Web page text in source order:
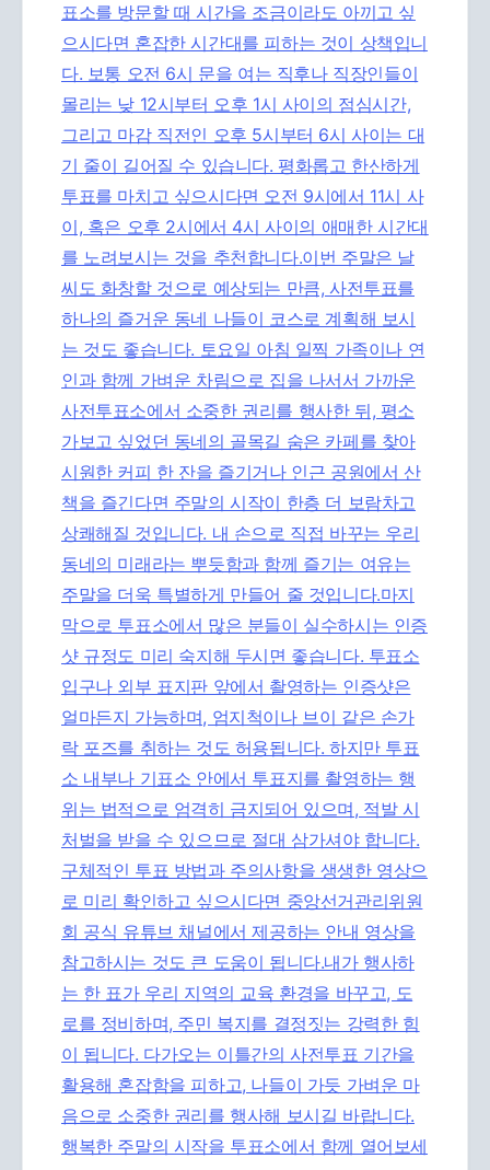
표소를 방문할 때 시간을 조금이라도 아끼고 싶
으시다면 혼잡한 시간대를 피하는 것이 상책입니
다. 보통 오전 6시 문을 여는 직후나 직장인들이
몰리는 낮 12시부터 오후 1시 사이의 점심시간,
그리고 마감 직전인 오후 5시부터 6시 사이는 대
기 줄이 길어질 수 있습니다. 평화롭고 한산하게
투표를 마치고 싶으시다면 오전 9시에서 11시 사
이, 혹은 오후 2시에서 4시 사이의 애매한 시간대
를 노려보시는 것을 추천합니다.이번 주말은 날
씨도 화창할 것으로 예상되는 만큼, 사전투표를
하나의 즐거운 동네 나들이 코스로 계획해 보시
는 것도 좋습니다. 토요일 아침 일찍 가족이나 연
인과 함께 가벼운 차림으로 집을 나서서 가까운
사전투표소에서 소중한 권리를 행사한 뒤, 평소
가보고 싶었던 동네의 골목길 숨은 카페를 찾아
시원한 커피 한 잔을 즐기거나 인근 공원에서 산
책을 즐긴다면 주말의 시작이 한층 더 보람차고
상쾌해질 것입니다. 내 손으로 직접 바꾸는 우리
동네의 미래라는 뿌듯함과 함께 즐기는 여유는
주말을 더욱 특별하게 만들어 줄 것입니다.마지
막으로 투표소에서 많은 분들이 실수하시는 인증
샷 규정도 미리 숙지해 두시면 좋습니다. 투표소
입구나 외부 표지판 앞에서 촬영하는 인증샷은
얼마든지 가능하며, 엄지척이나 브이 같은 손가
락 포즈를 취하는 것도 허용됩니다. 하지만 투표
소 내부나 기표소 안에서 투표지를 촬영하는 행
위는 법적으로 엄격히 금지되어 있으며, 적발 시
처벌을 받을 수 있으므로 절대 삼가셔야 합니다.
구체적인 투표 방법과 주의사항을 생생한 영상으
로 미리 확인하고 싶으시다면 중앙선거관리위원
회 공식 유튜브 채널에서 제공하는 안내 영상을
참고하시는 것도 큰 도움이 됩니다.내가 행사하
는 한 표가 우리 지역의 교육 환경을 바꾸고, 도
로를 정비하며, 주민 복지를 결정짓는 강력한 힘
이 됩니다. 다가오는 이틀간의 사전투표 기간을
활용해 혼잡함을 피하고, 나들이 가듯 가벼운 마
음으로 소중한 권리를 행사해 보시길 바랍니다.
행복한 주말의 시작을 투표소에서 함께 열어보세